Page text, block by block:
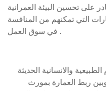
تحسين البيئة العمرانية
التي تمكنهم من المنافسة
في سوق العمل .
والانسانية الحديثة
ربط العمارة بمورث